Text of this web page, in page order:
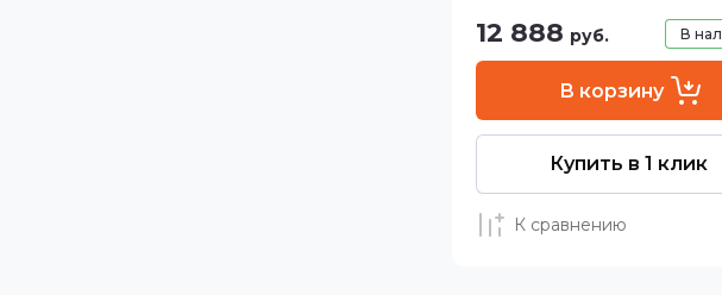
В
12 888 руб.
В корзину
Купить в 1 клик
К сравнению